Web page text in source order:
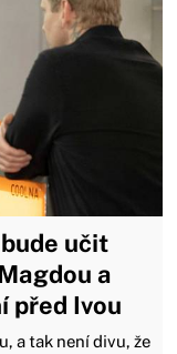
učit
a
před Ivou
a tak není divu, že